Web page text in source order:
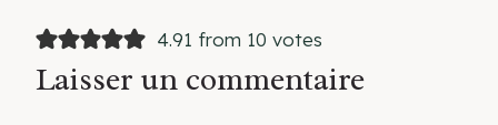
4.91 from 10 votes
Laisser un commentaire